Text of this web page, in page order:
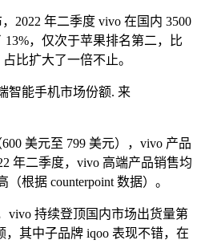
2022 年二季度 vivo 在国内 3500
，仅次于苹果排名第二，比
比扩大了一倍不止。
智能手机市场份额. 来
美元至 799 美元），vivo 产品
年二季度，vivo 高端产品销售均
根据 counterpoint 数据）。
vivo 持续登顶国内市场出货量第
，其中子品牌 iqoo 表现不错，在